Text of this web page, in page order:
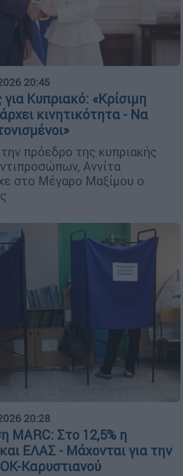
20:45
Κυπριακό: «Κρίσιμη
κινητικότητα - Να
πρόεδρο της κυπριακής
Αννίτα
στο Μέγαρο Μαξίμου ο
20:28
MARC: Στο 12,5% η
ΕΛΑΣ - Μάχονται για την
Καρυστιανού